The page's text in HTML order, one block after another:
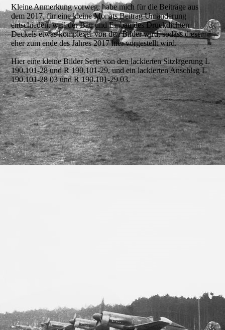
Kleine Anmerkung vorweg; habe mich für die Beiträge aus
dem 2017, für eine kleine Monats Beitrag Umänderung
entschieden, weil der Bau und Einbau des Druckdichten
Deckels etwas komplexer von den Bilder wird, sodass dieser
eher zum ende des Jahres 2017 hier vorgestellt wird.
Hier eine kleine Bilder Serie von den lackierten Sitzlagerung L
190.101-28 und R 190.101-29, und ein lackierten Anschlag L
190.101-28 03 und R 190.101-29 03.